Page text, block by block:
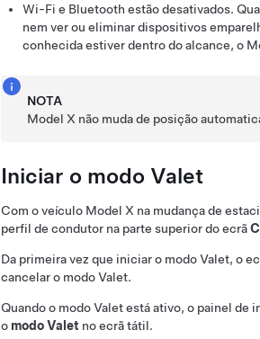
Wi-Fi e Bluetooth estão desativados.
nem ver ou eliminar dispositivos
conhecida estiver dentro do alcance, o
NOTA
Model X não muda de posição
Iniciar o modo Valet
Com o veículo Model X na mudança de
perfil de condutor na parte superior do ecrã
Da primeira vez que iniciar o modo Valet, o
cancelar o modo Valet.
Quando o modo Valet está ativo, o painel de
o modo Valet no ecrã tátil.